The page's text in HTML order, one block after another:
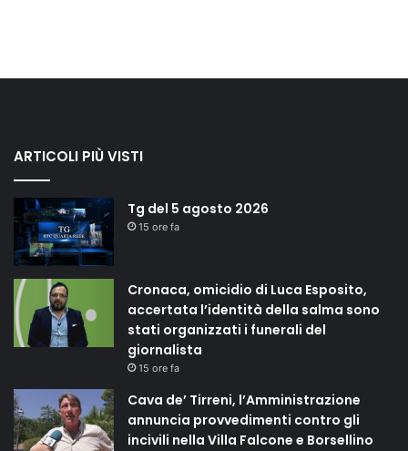
ARTICOLI PIÙ VISTI
Tg del 5 agosto 2026
15 ore fa
Cronaca, omicidio di Luca Esposito,
accertata l’identità della salma sono
stati organizzati i funerali del
giornalista
15 ore fa
Cava de’ Tirreni, l’Amministrazione
annuncia provvedimenti contro gli
incivili nella Villa Falcone e Borsellino